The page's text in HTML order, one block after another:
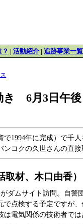
| 活動紹介 | 追跡事業一覧
6月3日午後
で1994年に完成）で千
コクの久世さんの直接
取材、木口由香）
ダムサイト訪問。自
で点検する予定ですが
は電気関係の技術者で